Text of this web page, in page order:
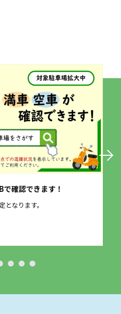
確認できます！
なります。